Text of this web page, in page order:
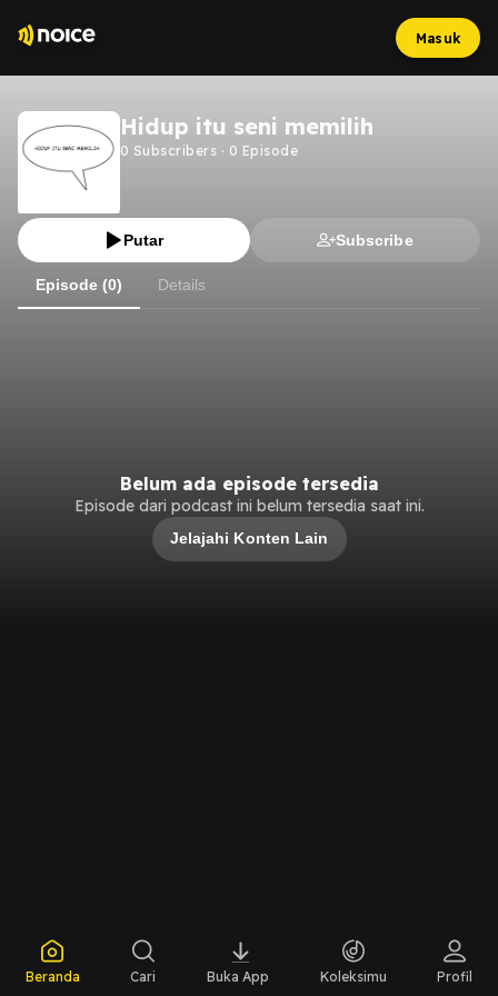
Masuk
Hidup itu seni memilih
0 Subscribers · 0 Episode
Putar Subscribe
Episode (0) Details
Belum ada episode tersedia
Episode dari podcast ini belum tersedia saat ini.
Jelajahi Konten Lain
Beranda Cari Buka App Koleksimu Profil